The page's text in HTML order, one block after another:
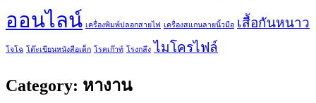
ออนไลน์ เครื่องพิมพ์ปลอกสายไฟ เครื่องสแกนลายนิ้วมือ เสื้อกันหนาว
โจโฉ โต๊ะเขียนหนังสือเด็ก โรคเก๊าท์ โรงกลึง ไมโครไฟล์
Category: หางาน